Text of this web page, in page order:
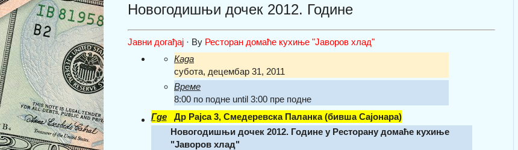
Новогодишњи дочек 2012. Године
Јавни догађај · By Ресторан домаће кухиње "Јаворов хлад"
Када
субота, децембар 31, 2011
Време
8:00 по подне until 3:00 пре подне
ГдеДр Рајса 3, Смедеревска Паланка (бивша Сајонара)
Новогодишњи дочек 2012. Године у Ресторану домаће кухиње
"Јаворов хлад"